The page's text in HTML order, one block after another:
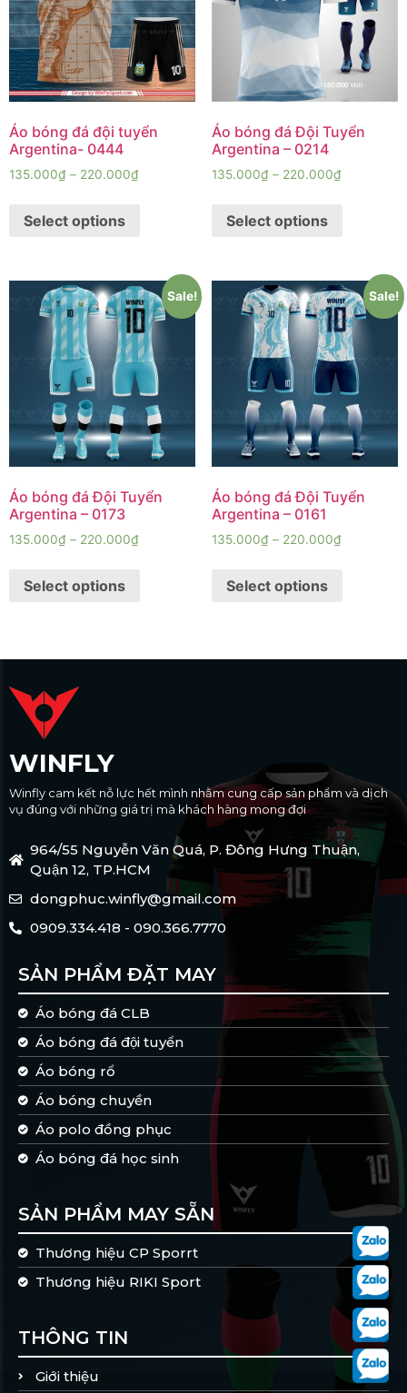
Áo bóng đá đội tuyển
Argentina- 0444
135.000₫ – 220.000₫
Select options
Áo bóng đá Đội Tuyển
Argentina – 0214
135.000₫– 220.000₫
Select options
Sale!
Áo bóng đá Đội Tuyển
Argentina – 0173
135.000₫ – 220.000₫
Select options
Sale!
Áo bóng đá Đội Tuyển
Argentina – 0161
135.000₫– 220.000₫
Select options
WINFLY
Winfly cam kết nỗ lực hết mình nhằm cung cấp sản phẩm và dịch
vụ đúng với những giá trị mà khách hàng mong đợi
964/55 Nguyễn Văn Quá, P. Đông Hưng Thuận,
Quận 12, TP.HCM
dongphuc.winfly@gmail.com
0909.334.418 - 090.366.7770
SẢN PHẨM ĐẶT MAY
Áo bóng đá CLB
Áo bóng đá đội tuyển
Áo bóng rổ
Áo bóng chuyền
Áo polo đồng phục
Áo bóng đá học sinh
SẢN PHẨM MAY SẴN
Thương hiệu CP Sporrt
Thương hiệu RIKI Sport
THÔNG TIN
Giới thiệu